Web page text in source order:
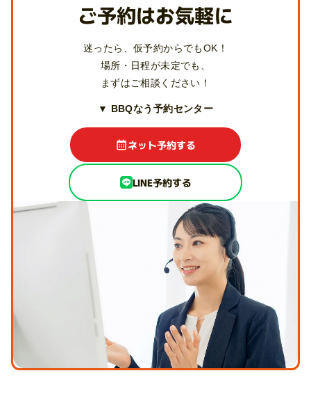
ご予約はお気軽に
迷ったら、仮予約からでもOK！
場所・日程が未定でも、
まずはご相談ください！
▼ BBQなう予約センター
ネット予約する
LINE予約する